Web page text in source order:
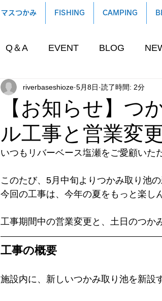
マスつかみ FISHING CAMPING
Q＆A EVENT BLOG
【お知らせ】つ
ル工事と営業変
riverbaseshioze 5月8日 読了時間: 2分
いつもリバーベース塩瀬をご愛顧いた
このたび、5月中旬よりつかみ取り池
今回の工事は、今年の夏をもっと楽し
工事期間中の営業変更と、土日のつか
工事の概要
施設内に、新しいつかみ取り池を新設